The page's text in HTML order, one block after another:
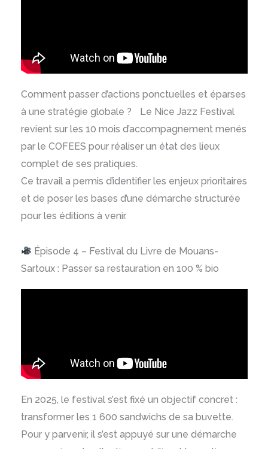
Comment passer d’actions ponctuelles et éparses
à une stratégie globale ? Le Nice Jazz Festival
revient sur les 10 mois d’accompagnement menés
par le COFEES pour réaliser un état des lieux
complet de ses pratiques.
Ce travail a permis d’identifier les enjeux prioritaires
et de poser les bases d’une démarche structurée
pour les éditions à venir.
Épisode 4 – Festival du Livre de Mouans-
Sartoux : Passer sa restauration en 100 % bio
En 2025, le festival s’est fixé un objectif concret :
transformer les 1 600 sandwichs de sa buvette.
Pour y parvenir, il s’est appuyé sur une démarche